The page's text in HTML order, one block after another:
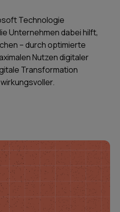
Technologie
Unternehmen dabei hilft,
– durch optimierte
Nutzen digitaler
Transformation